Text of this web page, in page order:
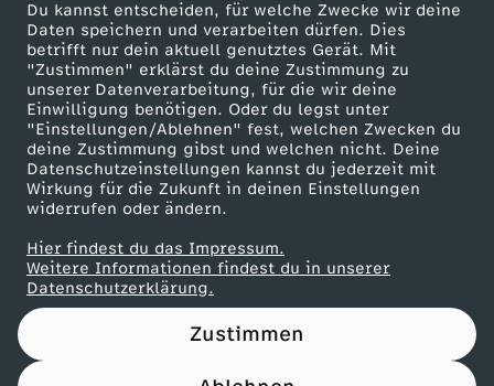
Du kannst entscheiden, für welche Zwecke wir deine
Daten speichern und verarbeiten dürfen. Dies
betrifft nur dein aktuell genutztes Gerät. Mit
"Zustimmen" erklärst du deine Zustimmung zu
unserer Datenverarbeitung, für die wir deine
Einwilligung benötigen. Oder du legst unter
"Einstellungen/Ablehnen" fest, welchen Zwecken du
deine Zustimmung gibst und welchen nicht. Deine
Datenschutzeinstellungen kannst du jederzeit mit
Wirkung für die Zukunft in deinen Einstellungen
widerrufen oder ändern.
Hier findest du das Impressum.
Weitere Informationen findest du in unserer
Datenschutzerklärung.
Zustimmen
r
o
b
u
s
t
ZDF goes Schule
Werbefernsehen
Mainzelmännchen
Partner